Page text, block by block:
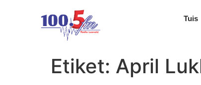
Tuis
Etiket: April